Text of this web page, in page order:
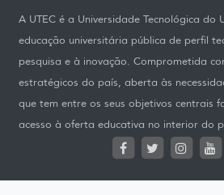
A UTEC é a Universidade Tecnológica
educação universitária pública de perfil
pesquisa e à inovação. Comprometida
estratégicos do país, aberta às
que tem entre os seus objetivos centrais
acesso à oferta educativa no interior do